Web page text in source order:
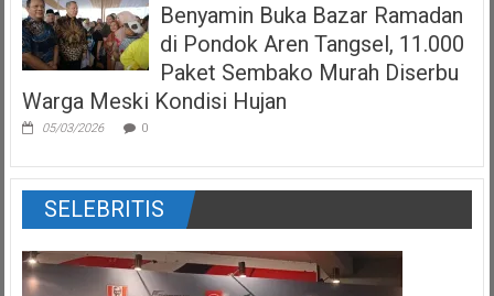
Benyamin Buka Bazar Ramadan
di Pondok Aren Tangsel, 11.000
Paket Sembako Murah Diserbu
Warga Meski Kondisi Hujan
05/03/2026 0
SELEBRITIS